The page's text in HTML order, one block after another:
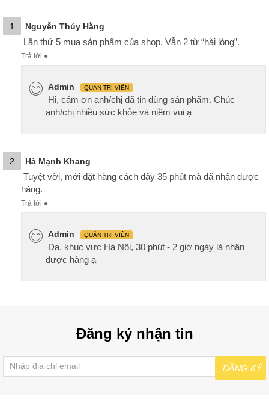
1 Nguyễn Thúy Hằng
Lần thứ 5 mua sản phẩm của shop. Vẫn 2 từ “hài lòng”.
Trả lời ●
Admin QUẢN TRỊ VIÊN
Hi, cảm ơn anh/chị đã tin dùng sản phẩm. Chúc
anh/chị nhiều sức khỏe và niềm vui ạ
2 Hà Mạnh Khang
Tuyệt vời, mới đặt hàng cách đây 35 phút mà đã nhận được
hàng.
Trả lời ●
Admin QUẢN TRỊ VIÊN
Dạ, khuc vực Hà Nội, 30 phút - 2 giờ ngày là nhận
được hàng ạ
Đăng ký nhận tin
ĐĂNG KÝ